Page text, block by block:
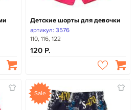
Детские шорты для девочки
артикул: 3576
110, 116, 122
120
Sale